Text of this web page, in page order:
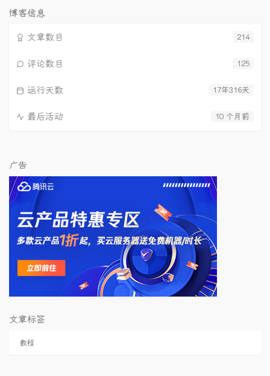
数:
博客信息
214
文章数目
125
评论数目
17年316天
运行天数
10 个月前
最后活动
广告
文章标签
教程